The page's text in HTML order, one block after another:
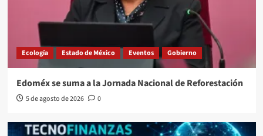
Ecología Estado de México Eventos Gobierno
Edoméx se suma a la Jornada Nacional de Reforestación
5 de agosto de 2026 0